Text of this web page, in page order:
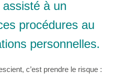
à un
procédures au
personnelles.
c’est prendre le risque :